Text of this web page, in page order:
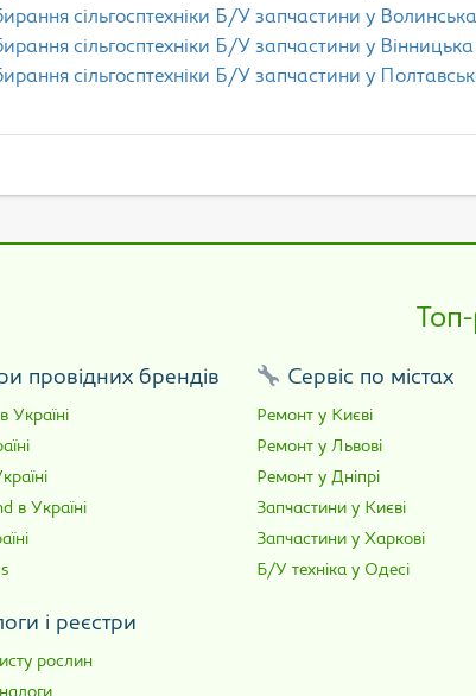
сільгосптехніки Б/У запчастини у
сільгосптехніки Б/У запчастини у
сільгосптехніки Б/У запчастини у
провідних брендів
Україні
в Україні
Сервіс по містах
Ремонт у Києві
Ремонт у Львові
Ремонт у Дніпрі
Запчастини у Києві
Запчастини у Харкові
Б/У техніка у Одесі
і реєстри
рослин